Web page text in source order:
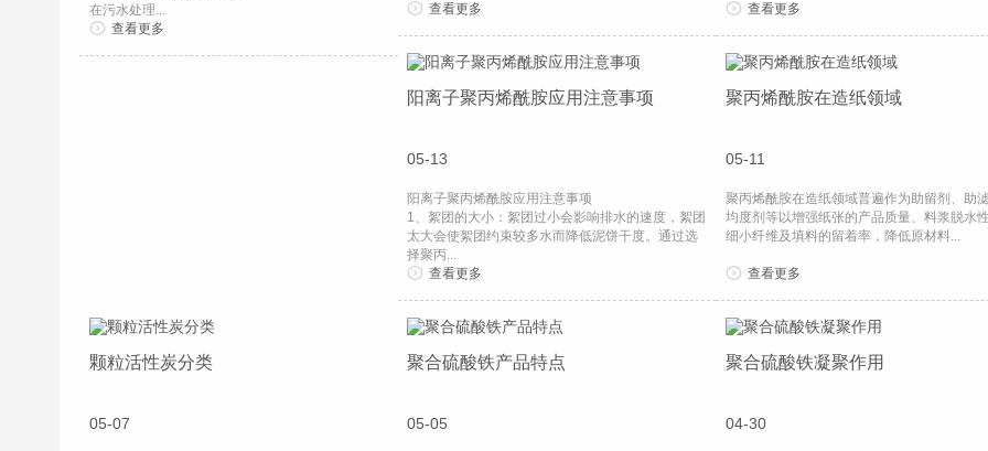
在污水处理...
查看更多
查看更多
查看更多
阳离子聚丙烯酰胺应用注意事项
05-13
阳离子聚丙烯酰胺应用注意事项
1、絮团的大小：絮团过小会影响排水的速度，絮团
太大会使絮团约束较多水而降低泥饼干度。通过选
择聚丙...
查看更多
聚丙烯酰胺在造纸领域
05-11
聚丙烯酰胺在造纸领域普遍作为助留剂、助滤
均度剂等以增强纸张的产品质量、料浆脱水性
细小纤维及填料的留着率，降低原材料...
查看更多
颗粒活性炭分类
05-07
聚合硫酸铁产品特点
05-05
聚合硫酸铁凝聚作用
04-30